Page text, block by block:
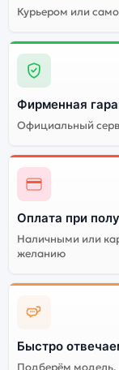
Курьером или
Фирменная
Официальный
Оплата при
Наличными или
желанию
Быстро